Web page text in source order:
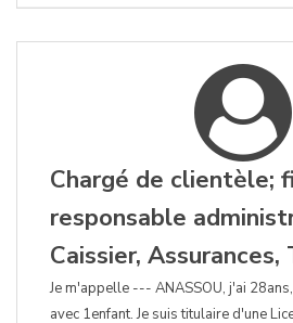
Chargé de clientèle;
responsable
Caissier, Assurances,
Je m'appelle --- ANASSOU, j'ai
avec 1enfant. Je suis titulaire d'une